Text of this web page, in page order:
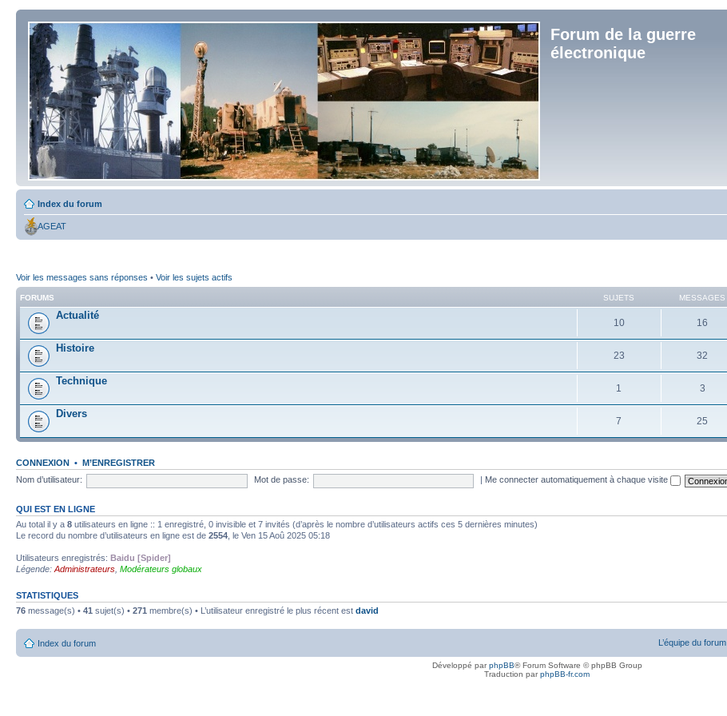
Forum de la guerre
électronique
Index du forum
AGEAT
Voir les messages sans réponses • Voir les sujets actifs
FORUMS SUJETS MESSAGES
Actualité
10 16
Histoire
23 32
Technique
1 3
Divers
7 25
CONNEXION • M’ENREGISTRER
Nom d’utilisateur:
Mot de passe: Me connecter automatiquement à chaque visite
QUI EST EN LIGNE
Au total il y a 8 utilisateurs en ligne :: 1 enregistré, 0 invisible et 7 invités (d’après le nombre d’utilisateurs actifs ces 5 dernières minutes)
Le record du nombre d’utilisateurs en ligne est de 2554 , le Ven 15 Aoû 2025 05:18
Utilisateurs enregistrés: Baidu [Spider]
Légende: Administrateurs Modérateurs globaux
STATISTIQUES
76 message(s) • 41 sujet(s) • 271 membre(s) • L’utilisateur enregistré le plus récent est david
Index du forum L’équipe du forum
Développé parphpBB® Forum Software © phpBB Group
Traduction parphpBB-fr.com